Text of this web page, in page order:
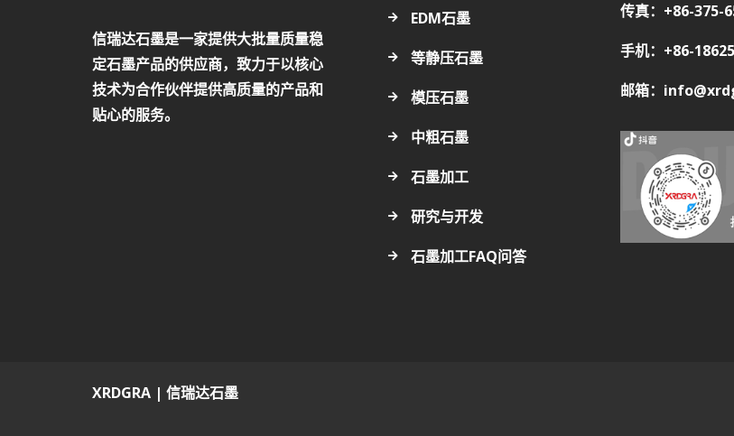
信瑞达石墨是一家提供大批量质量稳
定石墨产品的供应商，致力于以核心
技术为合作伙伴提供高质量的产品和
贴心的服务。
EDM石墨
等静压石墨
模压石墨
中粗石墨
石墨加工
研究与开发
石墨加工FAQ问答
传真：+86-375-
手机：+86-
邮箱：
XRDGRA | 信瑞达石墨